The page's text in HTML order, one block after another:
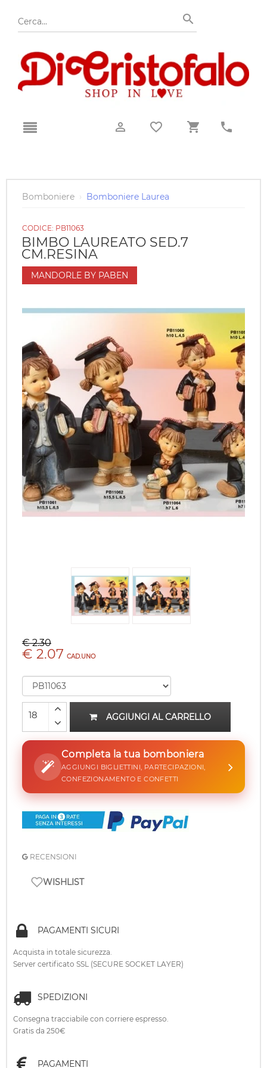
Bomboniere › Bomboniere Laurea
CODICE: PB11063
BIMBO LAUREATO SED.7
CM.RESINA
MANDORLE BY PABEN
€ 2.30
€ 2.07 CAD.UNO
AGGIUNGI AL CARRELLO
Completa la tua bomboniera
AGGIUNGI BIGLIETTINI, PARTECIPAZIONI,
CONFEZIONAMENTO E CONFETTI
RECENSIONI
WISHLIST
PAGAMENTI SICURI
Acquista in totale sicurezza.
Server certificato SSL (SECURE SOCKET LAYER)
SPEDIZIONI
Consegna tracciabile con corriere espresso.
Gratis da 250€
PAGAMENTI